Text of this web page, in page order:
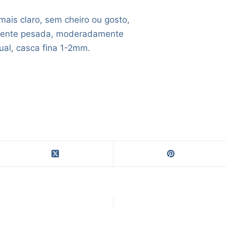
claro, sem cheiro ou gosto,
pesada, moderadamente
casca fina 1-2mm.